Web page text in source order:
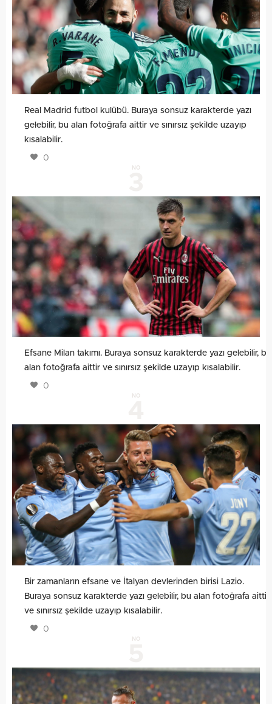
Real Madrid futbol kulübü. Buraya sonsuz karakterde yazı
gelebilir, bu alan fotoğrafa aittir ve sınırsız şekilde uzayıp
kısalabilir.
0
NO
Efsane Milan takımı. Buraya sonsuz karakterde yazı gelebilir, bu
alan fotoğrafa aittir ve sınırsız şekilde uzayıp kısalabilir.
0
NO
Bir zamanların efsane ve İtalyan devlerinden birisi Lazio.
Buraya sonsuz karakterde yazı gelebilir, bu alan fotoğrafa aittir
ve sınırsız şekilde uzayıp kısalabilir.
0
NO